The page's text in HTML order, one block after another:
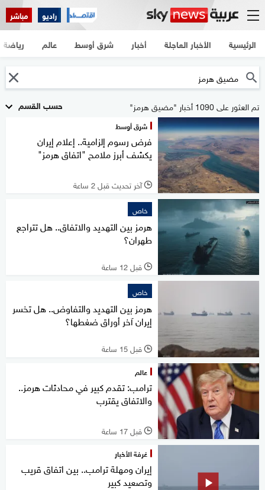
راديو مباشر
الرئيسية الأخبار العاجلة أخبار شرق أوسط عالم رياضة
حسب القسم تم العثور على 1090 أخبار "مضيق هرمز"
شرق أوسط
فرض رسوم إلزامية.. إعلام إيران
يكشف أبرز ملامح "اتفاق هرمز"
l آخر تحديث قبل 2 ساعة
خاص
هرمز بين التهديد والاتفاق.. هل تتراجع
طهران؟
l قبل 12 ساعة
خاص
هرمز بين التهديد والتفاوض.. هل تخسر
إيران آخر أوراق ضغطها؟
l قبل 15 ساعة
عالم
ترامب: تقدم كبير في محادثات هرمز..
والاتفاق يقترب
l قبل 17 ساعة
غرفة الأخبار
إيران ومهلة ترامب.. بين اتفاق قريب
وتصعيد كبير